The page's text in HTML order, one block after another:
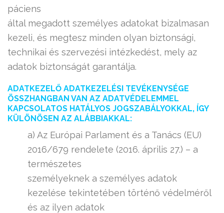
páciens
által megadott személyes adatokat bizalmasan
kezeli, és megtesz minden olyan biztonsági,
technikai és szervezési intézkedést, mely az
adatok biztonságát garantálja.
ADATKEZELŐ ADATKEZELÉSI TEVÉKENYSÉGE
ÖSSZHANGBAN VAN AZ ADATVÉDELEMMEL
KAPCSOLATOS HATÁLYOS JOGSZABÁLYOKKAL, ÍGY
KÜLÖNÖSEN AZ ALÁBBIAKKAL:
a) Az Európai Parlament és a Tanács (EU)
2016/679 rendelete (2016. április 27.) – a
természetes
személyeknek a személyes adatok
kezelése tekintetében történő védelméről
és az ilyen adatok